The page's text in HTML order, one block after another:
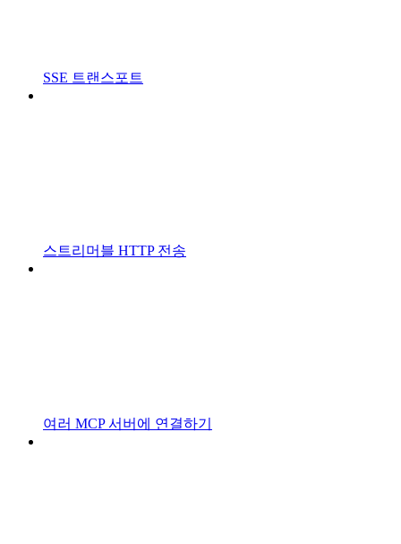
SSE 트랜스포트
스트리머블 HTTP 전송
여러 MCP 서버에 연결하기